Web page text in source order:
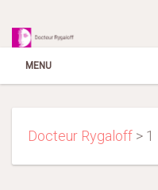
MENU
Docteur Rygaloff > 1